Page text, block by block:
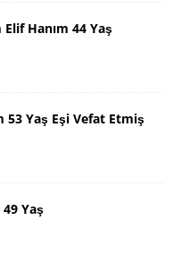
Hanım 44 Yaş
53 Yaş Eşi Vefat Etmiş
Yaş